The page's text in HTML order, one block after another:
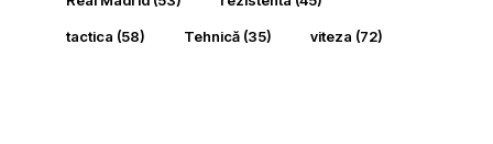
tactica (58) Tehnică (35) viteza (72)